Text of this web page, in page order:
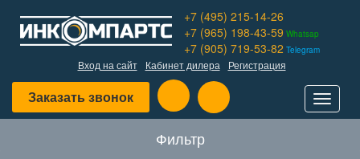
+7 (495) 215-14-26
+7 (965) 198-43-59 Whatsap
+7 (905) 719-53-82 Telegram
Вход на сайт Кабинет дилера Регистрация
Заказать звонок
Toggle
Фильтр